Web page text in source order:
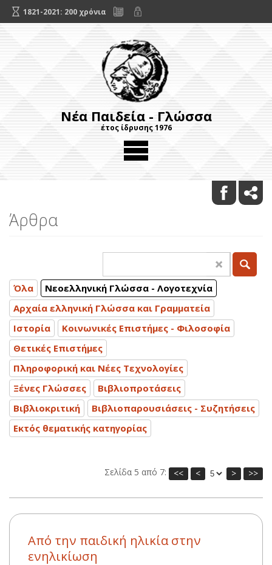
1821-2021: 200 χρόνια
Νέα Παιδεία - Γλώσσα
έτος ίδρυσης 1976
Άρθρα
Όλα
Νεοελληνική Γλώσσα - Λογοτεχνία
Αρχαία ελληνική Γλώσσα και Γραμματεία
Ιστορία
Κοινωνικές Επιστήμες - Φιλοσοφία
Θετικές Επιστήμες
Πληροφορική και Νέες Τεχνολογίες
Ξένες Γλώσσες
Βιβλιοπροτάσεις
Βιβλιοκριτική
Βιβλιοπαρουσιάσεις - Συζητήσεις
Εκτός θεματικής κατηγορίας
Σελίδα 5 από 7: << < > >>
Από την παιδική ηλικία στην
ενηλικίωση